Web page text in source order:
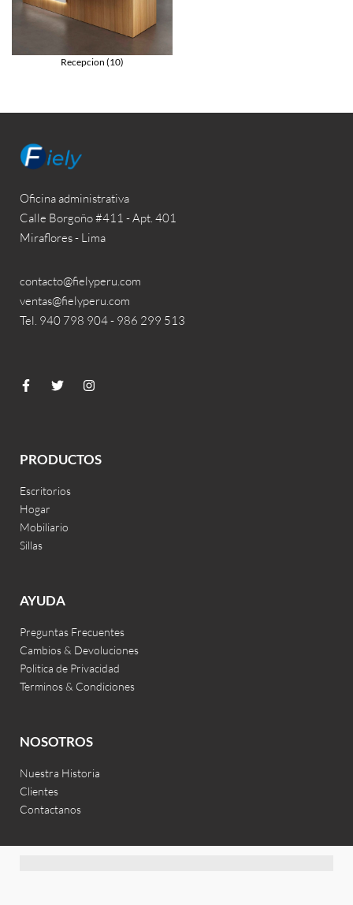
Recepcion (10)
Oficina administrativa
Calle Borgoño #411 - Apt. 401
Miraflores - Lima
contacto@fielyperu.com
ventas@fielyperu.com
Tel. 940 798 904 - 986 299 513
PRODUCTOS
Escritorios
Hogar
Mobiliario
Sillas
AYUDA
Preguntas Frecuentes
Cambios & Devoluciones
Politica de Privacidad
Terminos & Condiciones
NOSOTROS
Nuestra Historia
Clientes
Contactanos